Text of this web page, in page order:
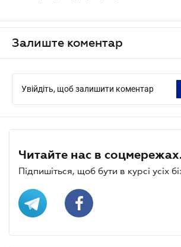
Залиште коментар
Увійдіть, щоб залишити коментар
Читайте нас в
Підпишіться, щоб бути в курсі усіх